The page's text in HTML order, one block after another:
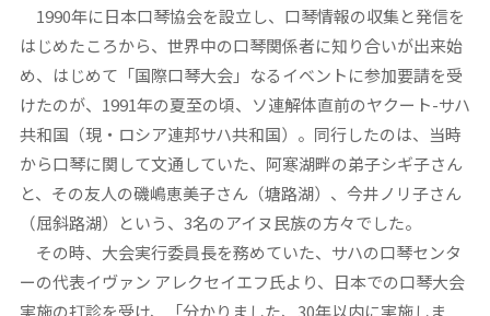
1990年に日本口琴協会を設立し、口琴情報の収集と発信を
はじめたころから、世界中の口琴関係者に知り合いが出来始
め、はじめて「国際口琴大会」なるイベントに参加要請を受
けたのが、1991年の夏至の頃、ソ連解体直前のヤクート-サハ
共和国（現・ロシア連邦サハ共和国）。同行したのは、当時
から口琴に関して文通していた、阿寒湖畔の弟子シギ子さん
と、その友人の磯嶋恵美子さん（塘路湖）、今井ノリ子さん
（屈斜路湖）という、3名のアイヌ民族の方々でした。
その時、大会実行委員長を務めていた、サハの口琴センタ
ーの代表イヴァン アレクセイエフ氏より、日本での口琴大会
実施の打診を受け、「分かりました、30年以内に実施しま